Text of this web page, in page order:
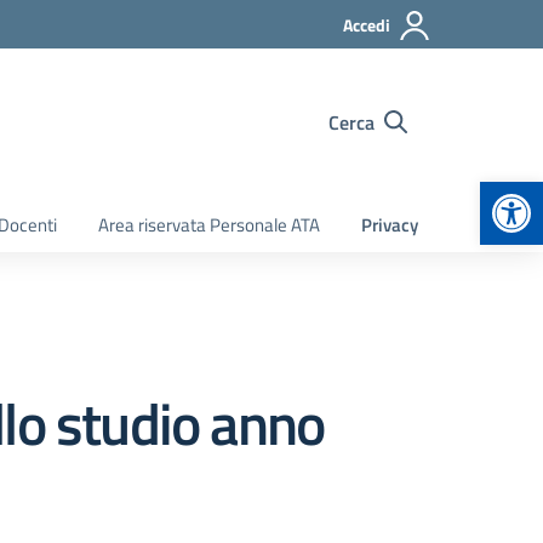
Accedi
Cerca
Area riservata Personale ATA Privacy
studio anno